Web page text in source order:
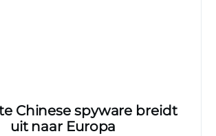
Chinese spyware breidt
uit naar Europa